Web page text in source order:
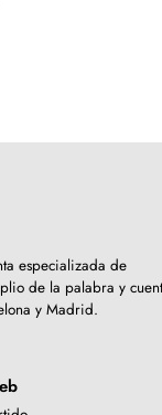
especializada de
de la palabra y
y Madrid.